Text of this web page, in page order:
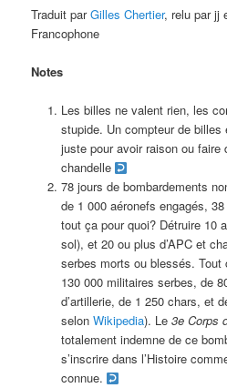
Traduit parGilles Chertier, relu par jj
Francophone
Notes
Les billes ne valent rien, les
stupide. Un compteur de billes
juste pour avoir raison ou faire
chandelle
78 jours de bombardements
de 1 000 aéronefs engagés,
tout ça pour quoi? Détruire 10
sol), et 20 ou plus d’APC et
serbes morts ou blessés. Tout
130 000 militaires serbes, de
d’artillerie, de 1 250 chars, et
selon Wikipedia). Le 3e Corps
totalement indemne de ce
s’inscrire dans l’Histoire
connue.